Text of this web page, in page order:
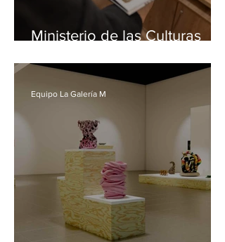
Ministerio de las Culturas
para fortalecer el ecosistema
del libro y la lectura en Chile
Equipo La Galería M